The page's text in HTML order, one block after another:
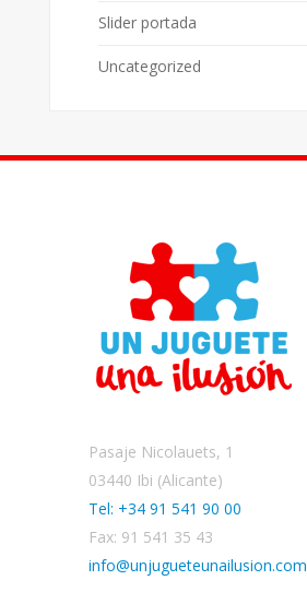
Slider portada
Uncategorized
Pasaje Nicolauets, 1
03440 Ibi (Alicante)
Tel: +34 91 541 90 00
Fax: 91 541 35 43
info@unjugueteunailusion.com